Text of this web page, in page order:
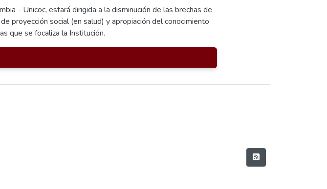
- Unicoc, estará dirigida a la disminución de las brechas de
proyección social (en salud) y apropiación del conocimiento
que se focaliza la Institución.